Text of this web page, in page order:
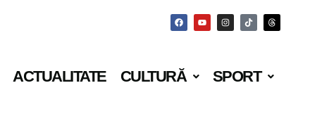
ACTUALITATE CULTURĂ SPORT